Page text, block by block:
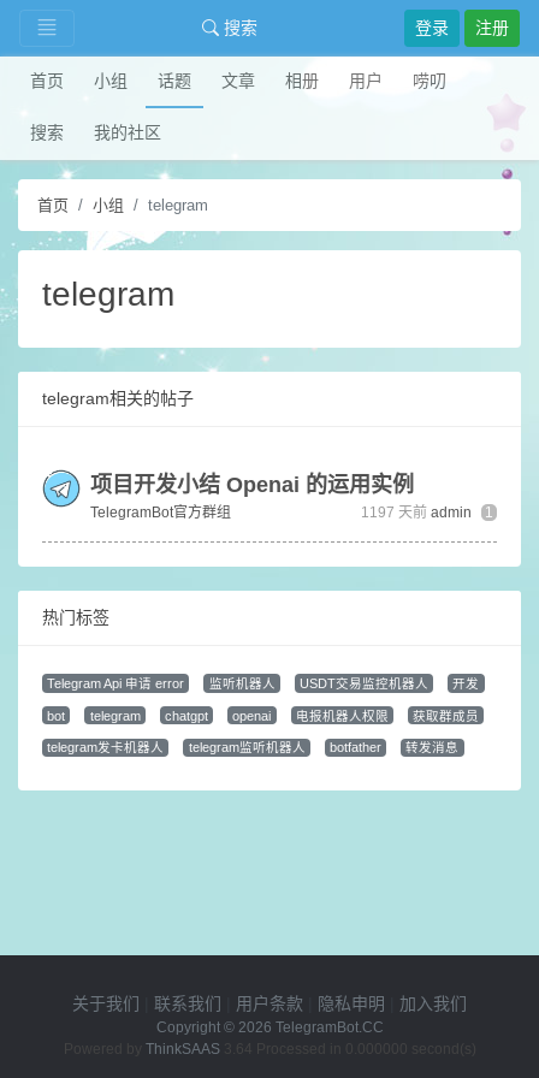
搜索 登录 注册
首页 小组 话题 文章 相册 用户 唠叨
搜索 我的社区
首页 小组 telegram
telegram
telegram相关的帖子
项目开发小结 Openai 的运用实例
TelegramBot官方群组 1197 天前 admin 1
热门标签
Telegram Api 申请 error 监听机器人 USDT交易监控机器人 开发
bot telegram chatgpt openai 电报机器人权限 获取群成员
telegram发卡机器人 telegram监听机器人 botfather 转发消息
关于我们 联系我们 用户条款 隐私申明 加入我们
Copyright © 2026 TelegramBot.CC
Powered by ThinkSAAS3.64 Processed in 0.000000 second(s)